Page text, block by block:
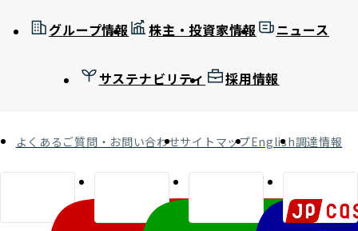
グループ情報 株主・投資家情報 ニュース
サステナビリティ 採用情報
よくあるご質問・お問い合わせサイトマップEnglish調達情報